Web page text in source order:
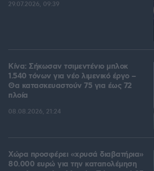
29.07.2026, 09:39
Κίνα: Σήκωσαν τσιμεντένιο μπλοκ
1.540 τόνων για νέο λιμενικό έργο –
Θα κατασκευαστούν 75 για έως 72
πλοία
08.08.2026, 21:24
Χώρα προσφέρει «χρυσά διαβατήρια»
80.000 ευρώ για την καταπολέμηση